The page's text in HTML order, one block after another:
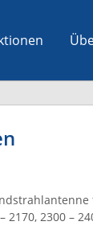
2300 –